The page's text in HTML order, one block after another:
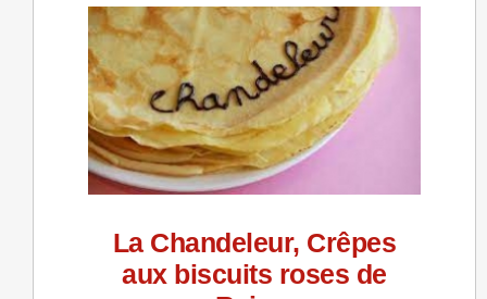
La Chandeleur, Crêpes
aux biscuits roses de